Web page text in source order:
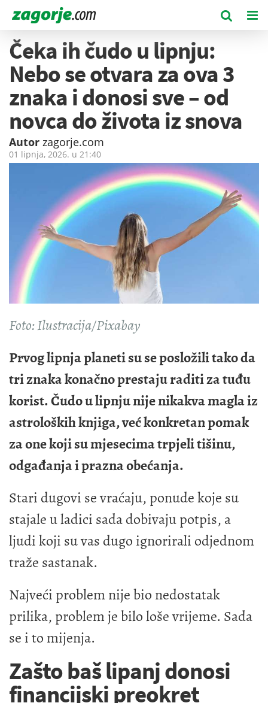
Čeka ih čudo u lipnju:
Nebo se otvara za ova 3
znaka i donosi sve – od
novca do života iz snova
Autor zagorje.com
01 lipnja, 2026. u 21:40
Foto: Ilustracija/Pixabay
Prvog lipnja planeti su se posložili tako da
tri znaka konačno prestaju raditi za tuđu
korist. Čudo u lipnju nije nikakva magla iz
astroloških knjiga, već konkretan pomak
za one koji su mjesecima trpjeli tišinu,
odgađanja i prazna obećanja.
Stari dugovi se vraćaju, ponude koje su
stajale u ladici sada dobivaju potpis, a
ljudi koji su vas dugo ignorirali odjednom
traže sastanak.
Najveći problem nije bio nedostatak
prilika, problem je bilo loše vrijeme. Sada
se i to mijenja.
Zašto baš lipanj donosi
financijski preokret